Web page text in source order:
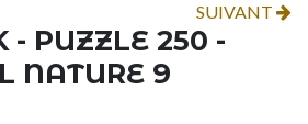
SUIVANT
- PUZZLE 250 -
NATURE 9